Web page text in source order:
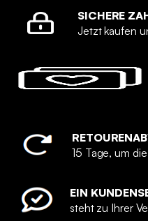
SICHERE
Jetzt kaufen
15 Tage, um
EIN
steht zu Ihrer